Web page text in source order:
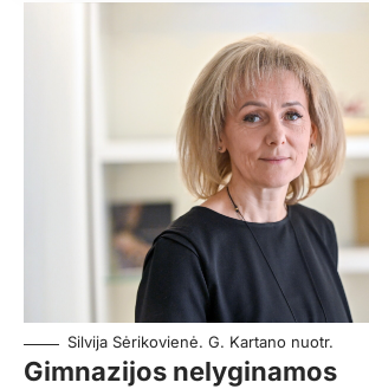
Silvija Sėrikovienė. G. Kartano nuotr.
Gimnazijos nelyginamos